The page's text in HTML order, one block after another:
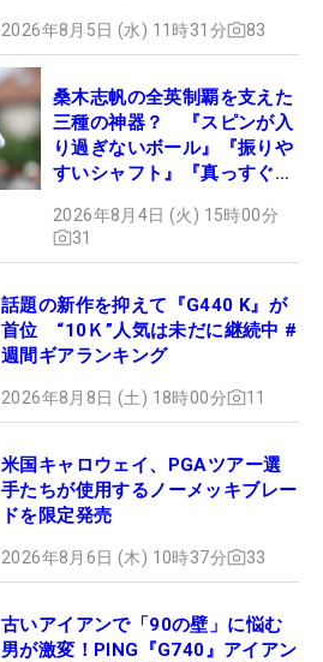
2026年8月5日 (水) 11時31分 83
桑木志帆の全英制覇を支えた
三種の神器？ 『スピンが入
り過ぎないボール』『振りや
すいシャフト』『真っすぐ飛
セッティング
2026年8月4日 (火) 15時00分
31
話題の新作を抑えて『G440 K』が
首位 “10Ｋ”人気は未だに継続中 #
週間ギアランキング
2026年8月8日 (土) 18時00分 11
米国キャロウェイ、PGAツアー選
手たちが使用するノーメッキブレー
ドを限定発売
2026年8月6日 (木) 10時37分 33
古いアイアンで「90の壁」に悩む
男が激変！PING『G740』アイアン